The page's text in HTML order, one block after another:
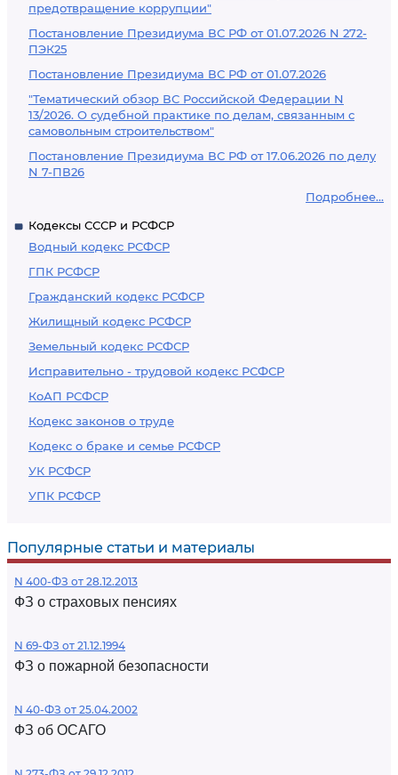
предотвращение коррупции"
Постановление Президиума ВС РФ от 01.07.2026 N 272-
ПЭК25
Постановление Президиума ВС РФ от 01.07.2026
"Тематический обзор ВС Российской Федерации N
13/2026. О судебной практике по делам, связанным с
самовольным строительством"
Постановление Президиума ВС РФ от 17.06.2026 по делу
N 7-ПВ26
Подробнее...
Кодексы СССР и РСФСР
Водный кодекс РСФСР
ГПК РСФСР
Гражданский кодекс РСФСР
Жилищный кодекс РСФСР
Земельный кодекс РСФСР
Исправительно - трудовой кодекс РСФСР
КоАП РСФСР
Кодекс законов о труде
Кодекс о браке и семье РСФСР
УК РСФСР
УПК РСФСР
Популярные статьи и материалы
N 400-ФЗ от 28.12.2013
ФЗ о страховых пенсиях
N 69-ФЗ от 21.12.1994
ФЗ о пожарной безопасности
N 40-ФЗ от 25.04.2002
ФЗ об ОСАГО